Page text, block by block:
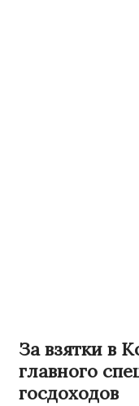
За взятки в
главного
госдоходов